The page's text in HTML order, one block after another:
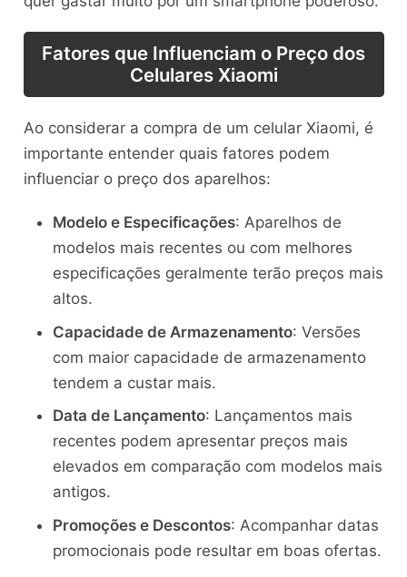
Fatores que Influenciam o Preço dos
Celulares Xiaomi
Ao considerar a compra de um celular Xiaomi, é
importante entender quais fatores podem
influenciar o preço dos aparelhos:
Modelo e Especificações: Aparelhos de
modelos mais recentes ou com melhores
especificações geralmente terão preços mais
altos.
Capacidade de Armazenamento: Versões
com maior capacidade de armazenamento
tendem a custar mais.
Data de Lançamento: Lançamentos mais
recentes podem apresentar preços mais
elevados em comparação com modelos mais
antigos.
Promoções e Descontos: Acompanhar datas
promocionais pode resultar em boas ofertas.